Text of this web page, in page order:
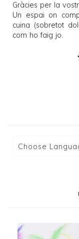
Gràcies per la
Un espai on
cuina (sobretot
com ho faig jo.